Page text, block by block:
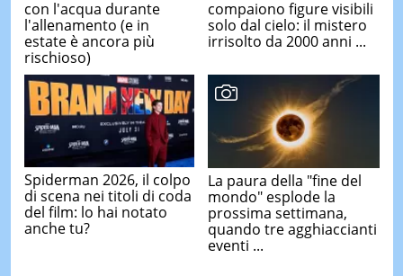
con l'acqua durante
l'allenamento (e in
estate è ancora più
rischioso)
compaiono figure visibili
solo dal cielo: il mistero
irrisolto da 2000 anni ...
Spiderman 2026, il colpo
di scena nei titoli di coda
del film: lo hai notato
anche tu?
La paura della "fine del
mondo" esplode la
prossima settimana,
quando tre agghiaccianti
eventi ...